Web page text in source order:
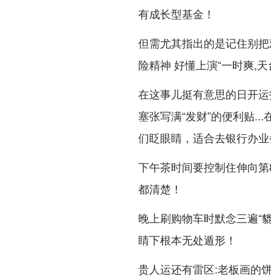
有成长型基金！
但需尤其指出的是记住别
险精神 好懂上演“一时爽,天
在这事儿挺有意思的日开
塞张写满“发财”的便利贴
们眨眼睛，适合去银行办
下午茶时间要控制住伸向
都清楚！
晚上刷购物车时默念三遍“
睛下根本无处遁形！
贵人运还有雷区:老板画的